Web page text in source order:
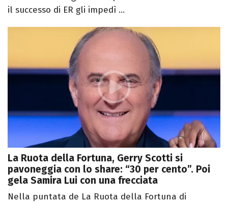
il successo di ER gli impedì ...
La Ruota della Fortuna, Gerry Scotti si
pavoneggia con lo share: “30 per cento”. Poi
gela Samira Lui con una frecciata
Nella puntata de La Ruota della Fortuna di